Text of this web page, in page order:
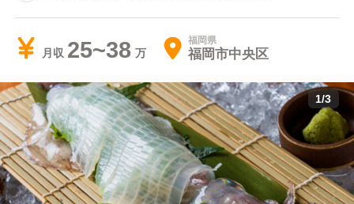
月収 25~38 福岡県
福岡市中央区
1/3